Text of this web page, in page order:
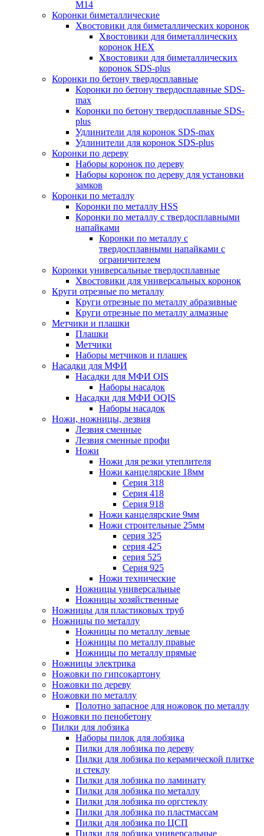
М14
Коронки биметаллические
Хвостовики для биметаллических коронок
Хвостовики для биметаллических
коронок HEX
Хвостовики для биметаллических
коронок SDS-plus
Коронки по бетону твердосплавные
Коронки по бетону твердосплавные SDS-
max
Коронки по бетону твердосплавные SDS-
plus
Удлинители для коронок SDS-max
Удлинители для коронок SDS-plus
Коронки по дереву
Наборы коронок по дереву
Наборы коронок по дереву для установки
замков
Коронки по металлу
Коронки по металлу HSS
Коронки по металлу с твердосплавными
напайками
Коронки по металлу с
твердосплавными напайками c
ограничителем
Коронки универсальные твердосплавные
Хвостовики для универсальных коронок
Круги отрезные по металлу
Круги отрезные по металлу абразивные
Круги отрезные по металлу алмазные
Метчики и плашки
Плашки
Метчики
Наборы метчиков и плашек
Насадки для МФИ
Насадки для МФИ OIS
Наборы насадок
Насадки для МФИ OQIS
Наборы насадок
Ножи, ножницы, лезвия
Лезвия сменные
Лезвия сменные профи
Ножи
Ножи для резки утеплителя
Ножи канцелярские 18мм
Серия 318
Серия 418
Серия 918
Ножи канцелярские 9мм
Ножи строительные 25мм
серия 325
серия 425
серия 525
Серия 925
Ножи технические
Ножницы универсальные
Ножницы хозяйственные
Ножницы для пластиковых труб
Ножницы по металлу
Ножницы по металлу левые
Ножницы по металлу правые
Ножницы по металлу прямые
Ножницы электрика
Ножовки по гипсокартону
Ножовки по дереву
Ножовки по металлу
Полотно запасное для ножовок по металлу
Ножовки по пенобетону
Пилки для лобзика
Наборы пилок для лобзика
Пилки для лобзика по дереву
Пилки для лобзика по керамической плитке
и стеклу
Пилки для лобзика по ламинату
Пилки для лобзика по металлу
Пилки для лобзика по оргстеклу
Пилки для лобзика по пластмассам
Пилки для лобзика по ЦСП
Пилки для лобзика универсальные